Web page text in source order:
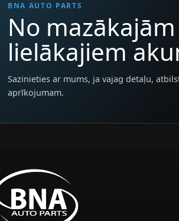
BNA AUTO PARTS
No
lielākajiem
Sazinieties ar mums, ja vajag detaļu,
aprīkojumam.